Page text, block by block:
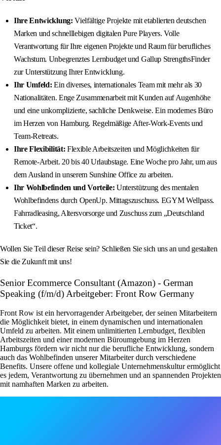
Ihre Entwicklung: Vielfältige Projekte mit etablierten deutschen
Marken und schnelllebigen digitalen Pure Players. Volle
Verantwortung für Ihre eigenen Projekte und Raum für berufliches
Wachstum. Unbegrenztes Lernbudget und Gallup StrengthsFinder
zur Unterstützung Ihrer Entwicklung.
Ihr Umfeld: Ein diverses, internationales Team mit mehr als 30
Nationalitäten. Enge Zusammenarbeit mit Kunden auf Augenhöhe
und eine unkomplizierte, sachliche Denkweise. Ein modernes Büro
im Herzen von Hamburg. Regelmäßige After-Work-Events und
Team-Retreats.
Ihre Flexibilität: Flexible Arbeitszeiten und Möglichkeiten für
Remote-Arbeit. 20 bis 40 Urlaubstage. Eine Woche pro Jahr, um aus
dem Ausland in unserem Sunshine Office zu arbeiten.
Ihr Wohlbefinden und Vorteile: Unterstützung des mentalen
Wohlbefindens durch OpenUp. Mittagszuschuss. EGYM Wellpass.
Fahrradleasing, Altersvorsorge und Zuschuss zum „Deutschland
Ticket“.
Wollen Sie Teil dieser Reise sein? Schließen Sie sich uns an und gestalten
Sie die Zukunft mit uns!
Senior Ecommerce Consultant (Amazon) - German
Speaking (f/m/d) Arbeitgeber: Front Row Germany
Front Row ist ein hervorragender Arbeitgeber, der seinen Mitarbeitern
die Möglichkeit bietet, in einem dynamischen und internationalen
Umfeld zu arbeiten. Mit einem unlimitierten Lernbudget, flexiblen
Arbeitszeiten und einer modernen Büroumgebung im Herzen
Hamburgs fördern wir nicht nur die berufliche Entwicklung, sondern
auch das Wohlbefinden unserer Mitarbeiter durch verschiedene
Benefits. Unsere offene und kollegiale Unternehmenskultur ermöglicht
es jedem, Verantwortung zu übernehmen und an spannenden Projekten
mit namhaften Marken zu arbeiten.